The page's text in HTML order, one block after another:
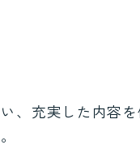
、充実した内容を